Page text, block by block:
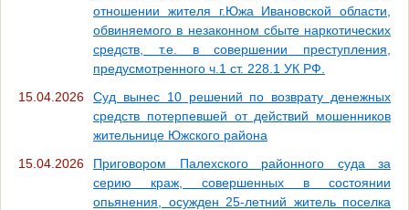
отношении жителя г.Южа Ивановской области,
обвиняемого в незаконном сбыте наркотических
средств, т.е. в совершении преступления,
предусмотренного ч.1 ст. 228.1 УК РФ.
15.04.2026
Суд вынес 10 решений по возврату денежных
средств потерпевшей от действий мошенников
жительнице Южского района
15.04.2026
Приговором Палехского районного суда за
серию краж, совершенных в состоянии
опьянения, осужден 25-летний житель поселка